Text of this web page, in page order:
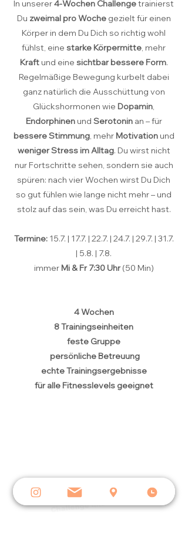
In unserer4-Wochen Challengetrainierst
Du zweimal pro Wochegezielt für einen
Körper in dem Du Dich so richtig wohl
fühlst, eine starke Körpermitte, mehr
Kraft und eine sichtbar bessere Form.
Regelmäßige Bewegung kurbelt dabei
ganz natürlich die Ausschüttung von
Glückshormonen wie Dopamin,
Endorphinen und Serotonin an – für
bessere Stimmung, mehr Motivation und
weniger Stress im Alltag. Du wirst nicht
nur Fortschritte sehen, sondern sie auch
spüren: nach vier Wochen wirst Du Dich
so gut fühlen wie lange nicht mehr – und
stolz auf das sein, was Du erreicht hast.
Termine:15.7. | 17.7. | 22.7. | 24.7. | 29.7. | 31.7.
| 5.8. | 7.8.
immer Mi & Fr 7:30 Uhr(50 Min)
4 Wochen
8 Trainingseinheiten
feste Gruppe
persönliche Betreuung
echte Trainingsergebnisse
für alle Fitnesslevels geeignet
199,- €
Challenge inkl. Goodiebag